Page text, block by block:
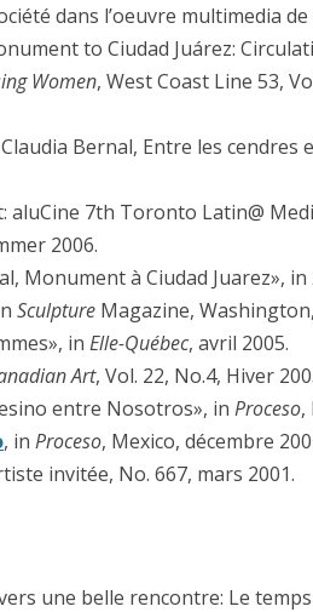
dans l’oeuvre multimedia
to Ciudad Juárez:
Women, West Coast Line 53,
Bernal, Entre les cendres
aluCine 7th Toronto Latin@
2006.
Monument à Ciudad Juarez», in
Sculpture Magazine,
in Elle-Québec, avril 2005.
Art, Vol. 22, No.4, Hiver
entre Nosotros», in Proceso,
, in Proceso, Mexico, décembre
invitée, No. 667, mars 2001.
une belle rencontre: Le